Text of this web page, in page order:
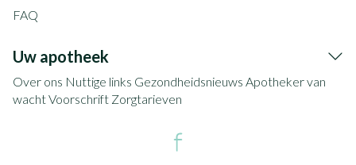
FAQ
Uw apotheek
Over ons Nuttige links Gezondheidsnieuws Apotheker van
wachtVoorschrift Zorgtarieven